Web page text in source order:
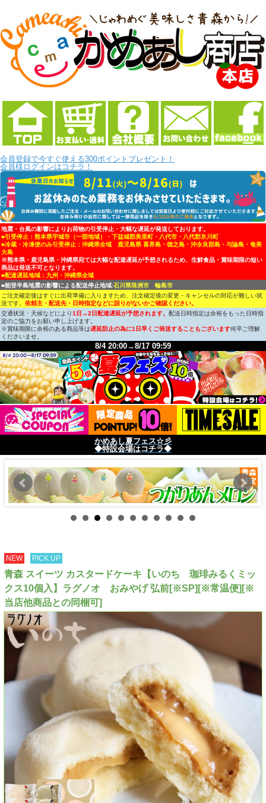
会員登録で今すぐ使える300ポイントプレゼント！
会員様ログインはコチラ！
地震・台風の影響によりお荷物の引受停止・大幅な遅延が発送しております。
■引受停止：熊本県宇城市（一部地域）・下益城郡美里町・八代市・八代郡氷川町
■冷蔵・冷凍便のみ引受停止：沖縄県全域 鹿児島県 喜界島・徳之島・沖永良部島・与論島・奄美
大島
※熊本県・鹿児島県・沖縄県宛ては大幅な配達遅延が予想されるため、生鮮食品・賞味期限の短い
商品は発送不可となります。
■配達遅延地域：九州・沖縄県全域
■能登半島地震の影響による配送停止地域:石川県珠洲市 輪島市
ご注文確定後はすぐに出荷準備に入りますため、注文確定後の変更・キャンセルの対応が難しい状
況です。 依頼主・配送先・日時指定などに誤りがないかご確認ください。
交通状況・天候などにより1日→2日配達遅延が予想されます。 配送日時指定は余裕をもった日時指
定のご協力をお願い申し上げます。
※賞味期限に余裕のある商品等は遅延防止の為に1日早くご発送することもございます何卒ご理解
くださいませ。
8/4 20:00→8/17 09:59
かめあし夏フェス☆彡
◆特設会場はコチラ◆
NEW PICK UP
青森 スイーツ カスタードケーキ【いのち 珈琲みるくミッ
クス10個入】ラグノオ おみやげ 弘前[※SP][※常温便][※
当店他商品との同梱可]